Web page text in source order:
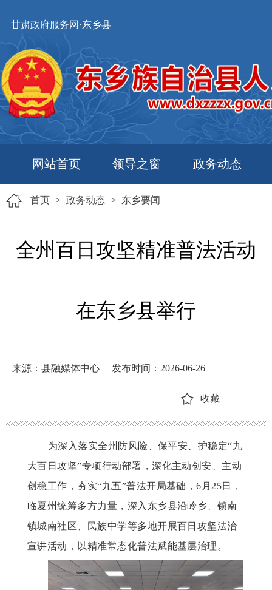
甘肃政府服务网·东乡县
网站首页 领导之窗 政务动态
首页 > 政务动态 > 东乡要闻
全州百日攻坚精准普法活动
在东乡县举行
来源：县融媒体中心 发布时间：2026-06-26
收藏
为深入落实全州防风险、保平安、护稳定“九
大百日攻坚”专项行动部署，深化主动创安、主动
创稳工作，夯实“九五”普法开局基础，6月25日，
临夏州统筹多方力量，深入东乡县沿岭乡、锁南
镇城南社区、民族中学等多地开展百日攻坚法治
宣讲活动，以精准常态化普法赋能基层治理。